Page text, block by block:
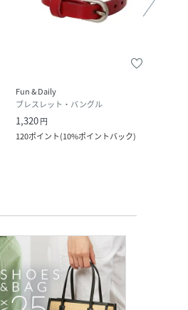
Fun & Daily
ブレスレット・バングル
1,320円
120ポイント(10%ポイントバック)